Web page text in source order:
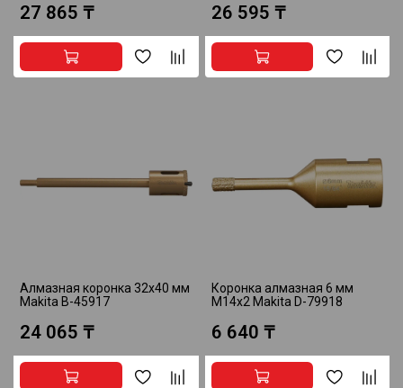
27 865 ₸ 26 595 ₸
Алмазная коронка 32x40 мм
Makita B-45917
24 065 ₸
Коронка алмазная 6 мм
M14x2 Makita D-79918
6 640 ₸